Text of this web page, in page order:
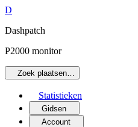
D
Dashpatch
P2000 monitor
Zoek plaatsen…
Statistieken
Gidsen
Account